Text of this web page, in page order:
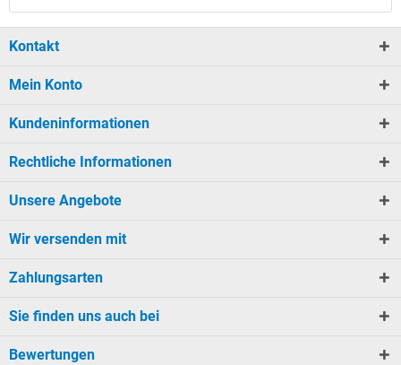
Kontakt
Mein Konto
Kundeninformationen
Rechtliche Informationen
Unsere Angebote
Wir versenden mit
Zahlungsarten
Sie finden uns auch bei
Bewertungen